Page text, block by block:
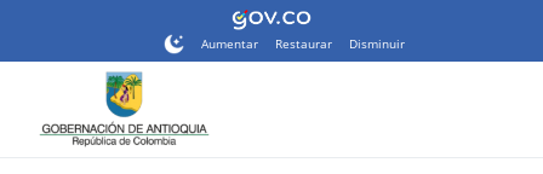
sitio
Aumentar Restaurar Disminuir